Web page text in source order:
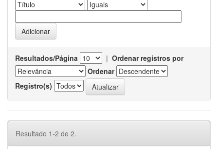
Resultados/Página | Ordenar registros por
Ordenar
Registro(s)
Resultado 1-2 de 2.